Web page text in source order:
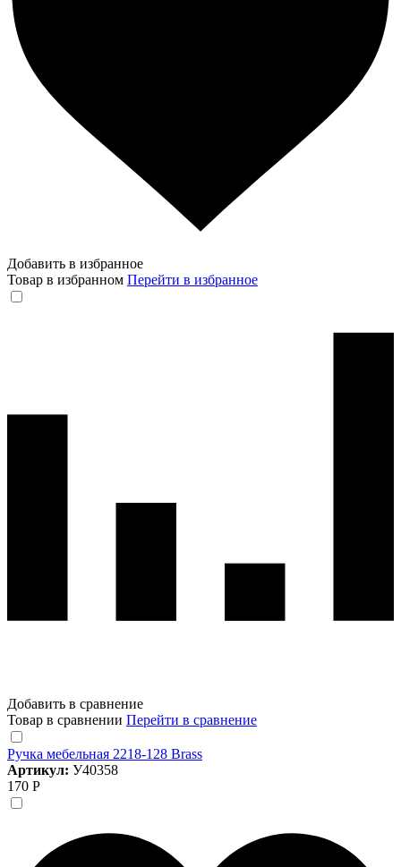
Добавить в избранное
Товар в избранном Перейти в избранное
Добавить в сравнение
Товар в сравнении Перейти в сравнение
Ручка мебельная 2218-128 Brass
Артикул: У40358
170 Р